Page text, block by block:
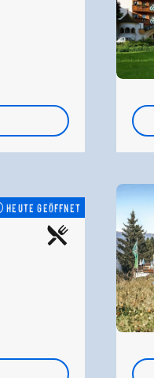
HEUTE GEÖFFNET